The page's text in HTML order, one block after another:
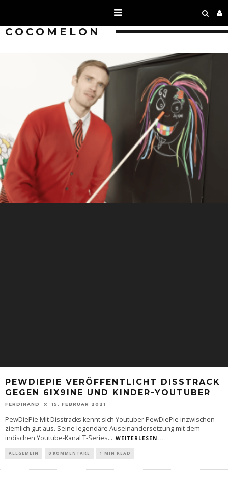
COCOMELON
PEWDIEPIE VERÖFFENTLICHT DISSTRACK
GEGEN 6IX9INE UND KINDER-YOUTUBER
FERDINAND 15. FEBRUAR 2021
PewDiePie Mit Disstracks kennt sich Youtuber PewDiePie inzwischen
ziemlich gut aus. Seine legendäre Auseinandersetzung mit dem
indischen Youtube-Kanal T-Series... WEITERLESEN...
ALLGEMEIN 0 KOMMENTARE 1 MIN READ